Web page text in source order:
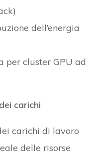
dell’energia
per cluster GPU ad
carichi
carichi di lavoro
delle risorse